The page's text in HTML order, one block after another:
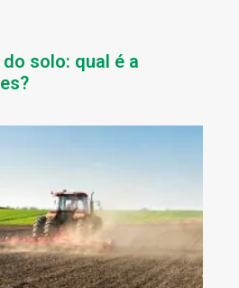
solo: qual é a